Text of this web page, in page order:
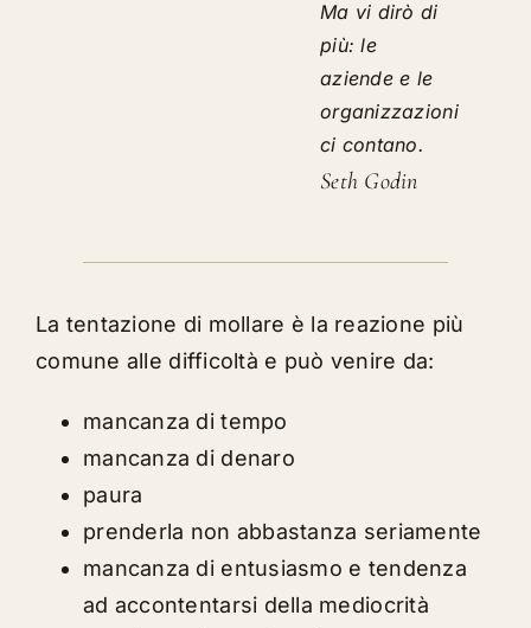
Ma vi dirò di
più: le
aziende e le
organizzazioni
ci contano.
Seth Godin
La tentazione di mollare è la reazione più
comune alle difficoltà e può venire da:
mancanza di tempo
mancanza di denaro
paura
prenderla non abbastanza seriamente
mancanza di entusiasmo e tendenza
ad accontentarsi della mediocrità